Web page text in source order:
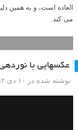
العاده است، و به همین
می کند.
عکسهایی با
نوشته شده در ۱۰ دی ۱۳۹۲